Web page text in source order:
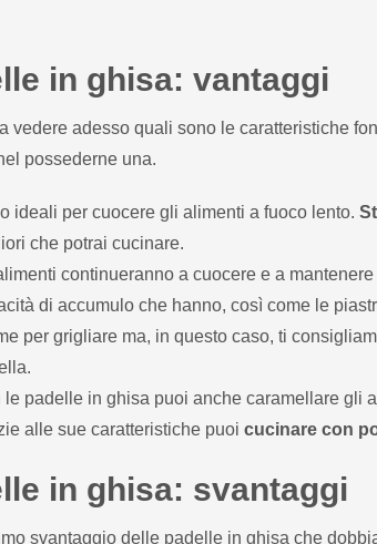
in ghisa: vantaggi
vedere adesso quali sono le caratteristiche
possederne una.
ideali per cuocere gli alimenti a fuoco lento.
che potrai cucinare.
continueranno a cuocere e a
di accumulo che hanno, così come le
per grigliare ma, in questo caso, ti
le padelle in ghisa puoi anche caramellare gli
alle sue caratteristiche puoi cucinare con
in ghisa: svantaggi
svantaggio delle padelle in ghisa che